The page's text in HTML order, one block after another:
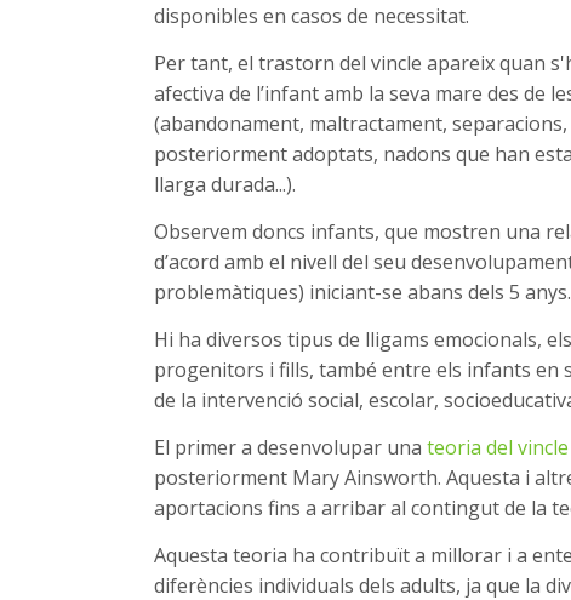
disponibles en casos de necessitat.
Per tant, el trastorn del vincle apareix quan
afectiva de l’infant amb la seva mare des de
(abandonament, maltractament,
posteriorment adoptats, nadons que han
llarga durada...).
Observem doncs infants, que mostren una
d’acord amb el nivell del seu
problemàtiques) iniciant-se abans dels 5 anys.
Hi ha diversos tipus de lligams emocionals,
progenitors i fills, també entre els infants en
de la intervenció social, escolar,
El primer a desenvolupar una teoria del vincle
posteriorment Mary Ainsworth. Aquesta i
aportacions fins a arribar al contingut de la
Aquesta teoria ha contribuït a millorar i a
diferències individuals dels adults, ja que la